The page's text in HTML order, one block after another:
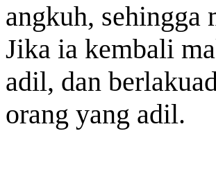
angkuh, sehingga
Jika ia kembali
adil, dan
orang yang adil.